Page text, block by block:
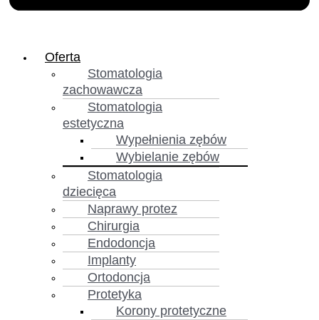
Oferta
Stomatologia
zachowawcza
Stomatologia
estetyczna
Wypełnienia zębów
Wybielanie zębów
Stomatologia
dziecięca
Naprawy protez
Chirurgia
Endodoncja
Implanty
Ortodoncja
Protetyka
Korony protetyczne